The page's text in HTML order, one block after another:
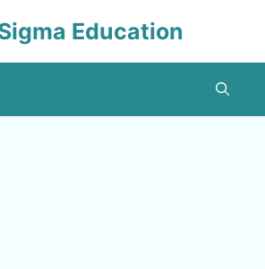
Education